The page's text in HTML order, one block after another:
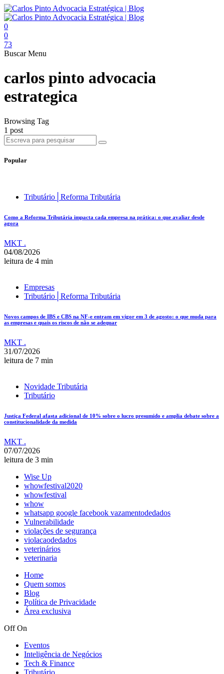
0
0
73
Buscar Menu
carlos pinto advocacia
estrategica
Browsing Tag
1 post
Popular
Tributário│Reforma Tributária
Como a Reforma Tributária impacta cada empresa na prática: o que avaliar desde
agora
MKT .
04/08/2026
leitura de 4 min
Empresas
Tributário│Reforma Tributária
Novos campos de IBS e CBS na NF-e entram em vigor em 3 de agosto: o que muda para
as empresas e quais os riscos de não se adequar
MKT .
31/07/2026
leitura de 7 min
Novidade Tributária
Tributário
Justiça Federal afasta adicional de 10% sobre o lucro presumido e amplia debate sobre a
constitucionalidade da medida
MKT .
07/07/2026
leitura de 3 min
Wise Up
whowfestival2020
whowfestival
whow
whatsapp google facebook vazamentodedados
Vulnerabilidade
violações de segurança
violacaodedados
veterinários
veterinaria
Home
Quem somos
Blog
Política de Privacidade
Área exclusiva
Off On
Eventos
Inteligência de Negócios
Tech & Finance
Tributário